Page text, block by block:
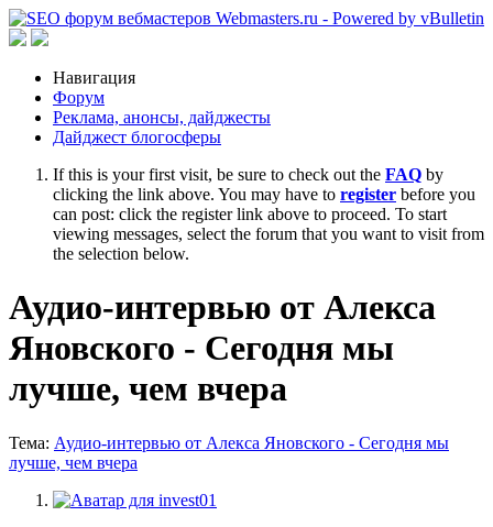
Навигация
Форум
Реклама, анонсы, дайджесты
Дайджест блогосферы
If this is your first visit, be sure to check out the FAQ by
clicking the link above. You may have to register before you
can post: click the register link above to proceed. To start
viewing messages, select the forum that you want to visit from
the selection below.
Аудио-интервью от Алекса
Яновского - Сегодня мы
лучше, чем вчера
Тема: Аудио-интервью от Алекса Яновского - Сегодня мы
лучше, чем вчера